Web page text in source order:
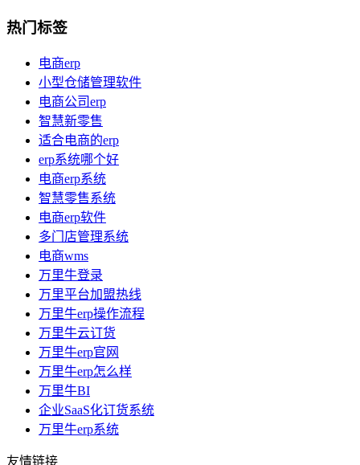
热门标签
电商erp
小型仓储管理软件
电商公司erp
智慧新零售
适合电商的erp
erp系统哪个好
电商erp系统
智慧零售系统
电商erp软件
多门店管理系统
电商wms
万里牛登录
万里平台加盟热线
万里牛erp操作流程
万里牛云订货
万里牛erp官网
万里牛erp怎么样
万里牛BI
企业SaaS化订货系统
万里牛erp系统
友情链接